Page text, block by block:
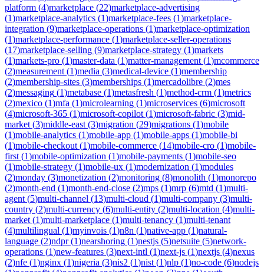
platform (4)marketplace (22)marketplace-advertising
(1)marketplace-analytics (1)marketplace-fees (1)marketplace-
integration (9)marketplace-operations (1)marketplace-optimization
(1)marketplace-performance (1)marketplace-seller-operations
(17)marketplace-selling (9)marketplace-strategy (1)markets
(1)markets-pro (1)master-data (1)matter-management (1)mcommerce
(2)measurement (1)media (3)medical-device (1)membership
(2)membership-sites (3)memberships (1)mercadolibre (2)mes
(2)messaging (1)metabase (1)metasfresh (1)method-crm (1)metrics
(2)mexico (1)mfa (1)microlearning (1)microservices (6)microsoft
(4)microsoft-365 (1)microsoft-copilot (1)microsoft-fabric (3)mid-
market (3)middle-east (3)migration (29)migrations (1)mobile
(1)mobile-analytics (1)mobile-app (1)mobile-apps (1)mobile-bi
(1)mobile-checkout (1)mobile-commerce (14)mobile-cro (1)mobile-
first (1)mobile-optimization (1)mobile-payments (1)mobile-seo
(1)mobile-strategy (1)mobile-ux (1)modernization (1)modules
(2)monday (3)monetization (2)monitoring (8)monolith (1)monorepo
(2)month-end (1)month-end-close (2)mps (1)mrp (6)mtd (1)multi-
agent (5)multi-channel (13)multi-cloud (1)multi-company (3)multi-
country (2)multi-currency (6)multi-entity (2)multi-location (4)multi-
market (1)multi-marketplace (1)multi-tenancy (1)multi-tenant
(4)multilingual (1)myinvois (1)n8n (1)native-app (1)natural-
language (2)ndpr(1)nearshoring (1)nestjs (5)netsuite (5)network-
operations (1)new-features (3)next-intl (1)next-js (1)nextjs (4)nexus
(2)nfe (1)nginx (1)nigeria (3)nis2 (1)nist (1)nlp (1)no-code (6)nodejs